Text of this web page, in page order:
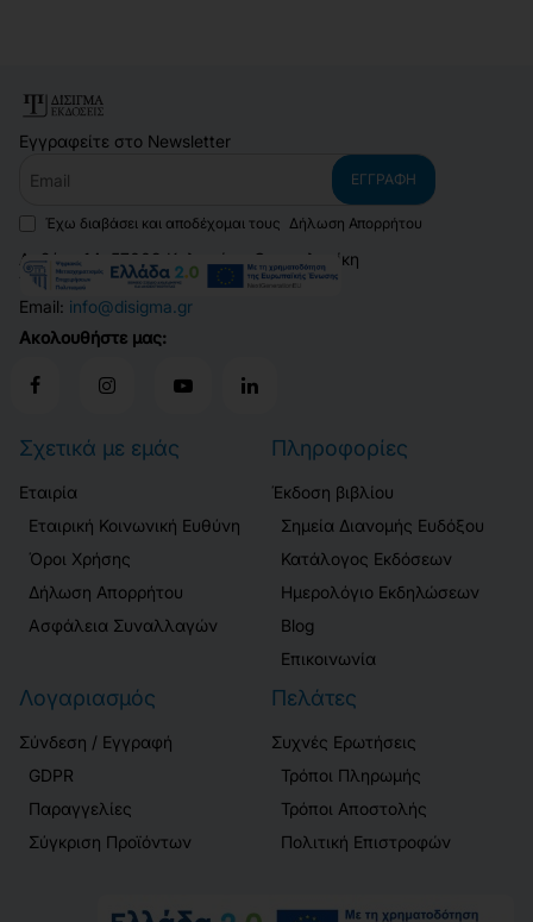
Εγγραφείτε στο Newsletter
ΕΓΓΡΑΦΉ
Έχω διαβάσει και αποδέχομαι τους Δήλωση Απορρήτου
Δαβάκη 14, 57009 Καλοχώρι, Θεσσαλονίκη
Τηλέφωνο: 2310 700 682
Email: info@disigma.gr
Ακολουθήστε μας:
Σχετικά με εμάς
Εταιρία
Εταιρική Κοινωνική Ευθύνη
Όροι Χρήσης
Δήλωση Απορρήτου
Ασφάλεια Συναλλαγών
Πληροφορίες
Έκδοση βιβλίου
Σημεία Διανομής Ευδόξου
Κατάλογος Εκδόσεων
Ημερολόγιο Εκδηλώσεων
Blog
Επικοινωνία
Λογαριασμός
Σύνδεση / Εγγραφή
GDPR
Παραγγελίες
Σύγκριση Προϊόντων
Πελάτες
Συχνές Ερωτήσεις
Τρόποι Πληρωμής
Τρόποι Αποστολής
Πολιτική Επιστροφών